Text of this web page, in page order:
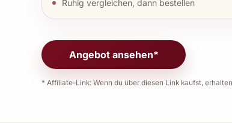
Ruhig vergleichen, dann bestellen
Angebot ansehen*
* Affiliate-Link: Wenn du über diesen Link kaufst,